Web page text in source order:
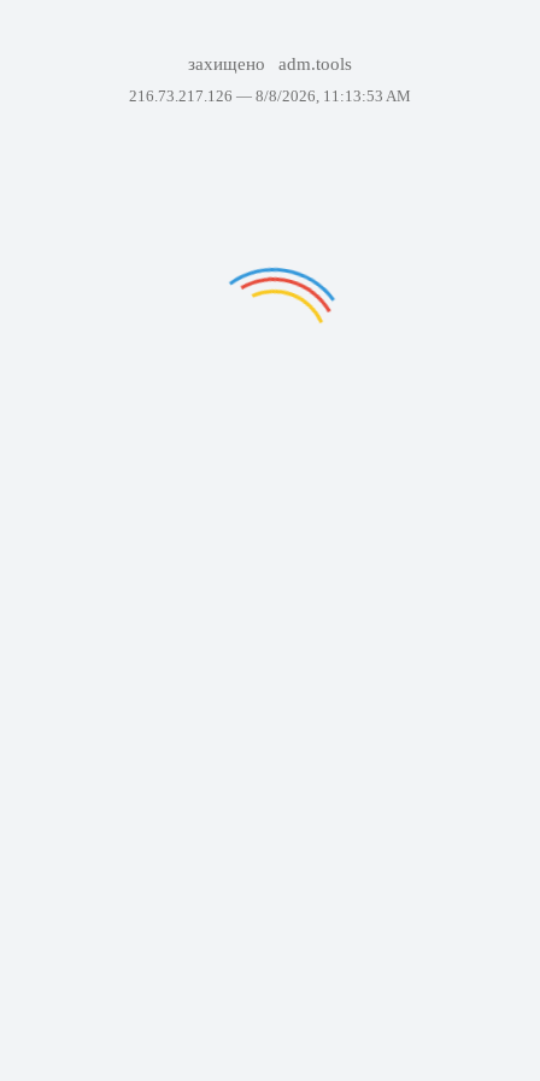
захищено adm.tools
216.73.217.126 — 8/8/2026, 11:13:53 AM